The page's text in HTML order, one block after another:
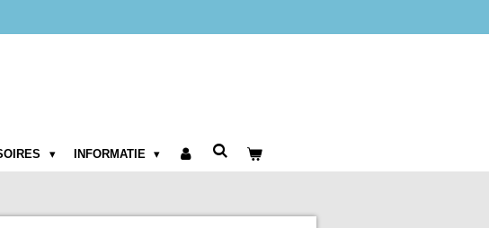
INFORMATIE